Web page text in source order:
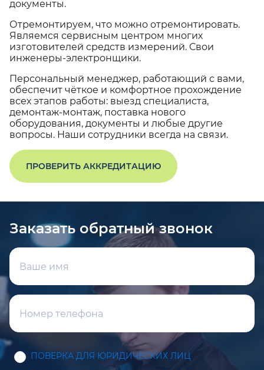
документы.
Отремонтируем, что можно отремонтировать.
Являемся сервисным центром многих
изготовителей средств измерений. Свои
инженеры-электронщики.
Персональный менеджер, работающий с вами,
обеспечит чёткое и комфортное прохождение
всех этапов работы: выезд специалиста,
демонтаж-монтаж, поставка нового
оборудования, документы и любые другие
вопросы. Наши сотрудники всегда на связи.
ПРОВЕРИТЬ АККРЕДИТАЦИЮ
Заказать обратный звонок
ПОВЕРКА ДЛЯ ЮРИДИЧЕСКИХ ЛИЦ